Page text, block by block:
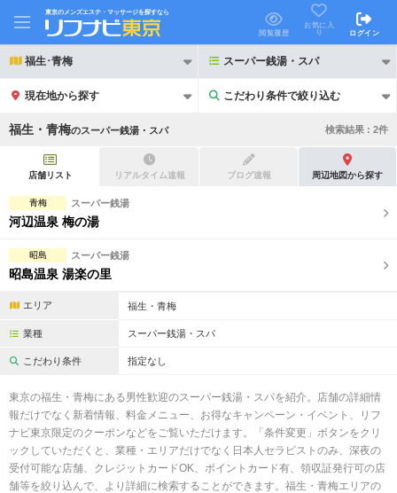
東京のメンズエステ・マッサージを探すなら
閲覧履歴
お気に入
り
ログイン
福生･青梅 スーパー銭湯・スパ
現在地から探す こだわり条件で絞り込む
こだわり条件で絞り込む
21時以降も受付
初回割引あり
団体割引
キャッシュレス決済OK
2名様歓迎
完全個室 半個室あり
ペアルームあり シャワー室完備
フットバスあり 岩盤浴あり
福生・青梅のスーパー銭湯・スパ 検索結果 : 2件
店舗リスト リアルタイム速報 ブログ速報 周辺地図から探す
青梅 スーパー銭湯
河辺温泉 梅の湯
昭島 スーパー銭湯
昭島温泉 湯楽の里
エリア 福生・青梅
業種 スーパー銭湯・スパ
こだわり条件 指定なし
東京の福生・青梅にある男性歓迎のスーパー銭湯・スパを紹介。店舗の詳細情
報だけでなく新着情報、料金メニュー、お得なキャンペーン・イベント、リフ
ナビ東京限定のクーポンなどをご覧いただけます。「条件変更」ボタンをクリ
ックしていただくと、業種・エリアだけでなく日本人セラピストのみ、深夜の
受付可能な店舗、クレジットカードOK、ポイントカード有、領収証発行可の店
舗等を絞り込んで、より詳細に検索することができます。福生・青梅エリアの